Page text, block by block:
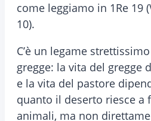
come leggiamo in 1Re 19
10).
C’è un legame
gregge: la vita del gregge
e la vita del pastore
quanto il deserto riesce a
animali, ma non